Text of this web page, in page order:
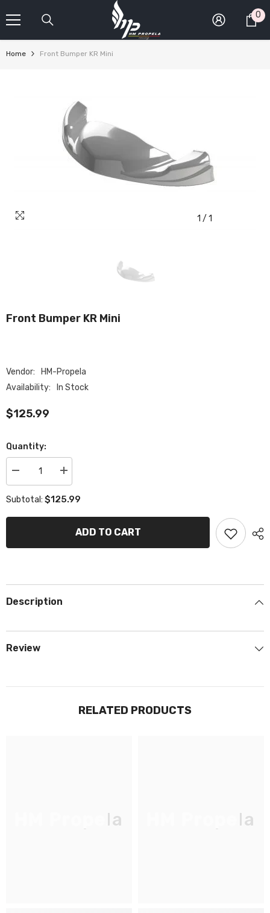
0 0
Home Front Bumper KR Mini
1 / 1
Front Bumper KR Mini
Vendor:
HM-Propela
Availability:
In Stock
$125.99
Quantity:
Decrease
quantity
Front
KR
Increase
quantity
Front
KR
Mini
Subtotal: $125.99
ADD TO CART
Description
Review
RELATED PRODUCTS
HM Propela HM Propela
Inscrivez-vous pour des mises à jour